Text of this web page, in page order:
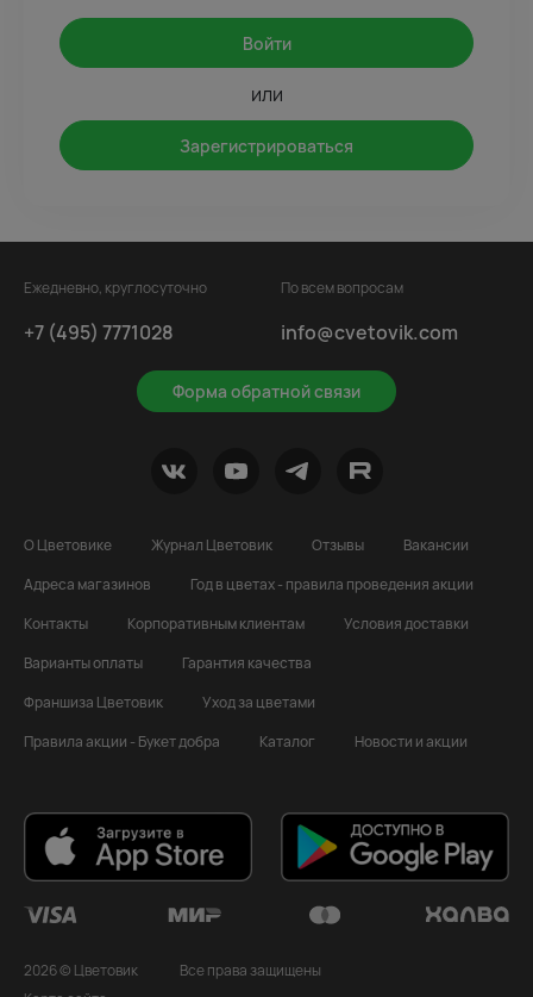
Войти
или
Зарегистрироваться
Ежедневно, круглосуточно
+7 (495) 7771028
Форма обратной связи
По всем вопросам
info@cvetovik.com
О Цветовике Журнал Цветовик Отзывы
Вакансии
Адреса магазинов
Год в цветах - правила проведения акции
Контакты
Корпоративным клиентам
Условия доставки
Варианты оплаты
Гарантия качества
Франшиза Цветовик
Уход за цветами
Правила акции - Букет добра
Каталог Новости и акции
2026 © Цветовик
Все права защищены